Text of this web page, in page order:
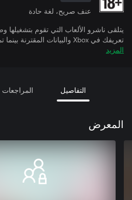
عنف صريح، لغة حادة
يتلقى ناشرو الألعاب التي تقوم
تعريفك في Xbox والبيانات المقترنة بينما تمارس الألعاب.
المزيد
التفاصيل المراجعات
المعرض